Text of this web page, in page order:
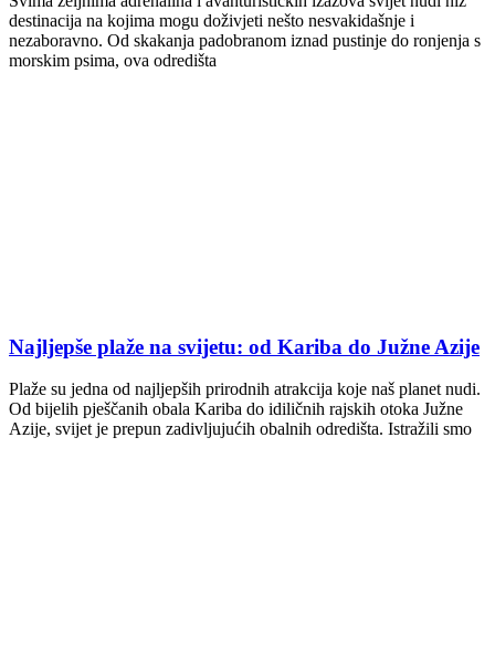
destinacija na kojima mogu doživjeti nešto nesvakidašnje i
nezaboravno. Od skakanja padobranom iznad pustinje do ronjenja s
morskim psima, ova odredišta
Najljepše plaže na svijetu: od Kariba do Južne Azije
Plaže su jedna od najljepših prirodnih atrakcija koje naš planet nudi.
Od bijelih pješčanih obala Kariba do idiličnih rajskih otoka Južne
Azije, svijet je prepun zadivljujućih obalnih odredišta. Istražili smo